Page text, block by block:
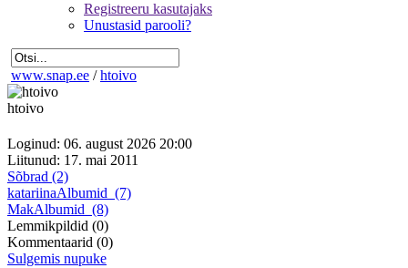
Registreeru kasutajaks
Unustasid parooli?
www.snap.ee / htoivo
htoivo
Loginud: 06. august 2026 20:00
Liitunud: 17. mai 2011
Sõbrad (2)
katariinaAlbumid (7)
MakAlbumid (8)
Lemmikpildid (0)
Kommentaarid (0)
Sulgemis nupuke